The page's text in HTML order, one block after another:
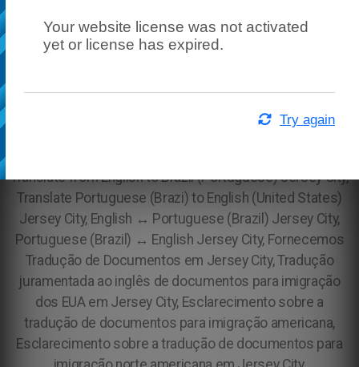
Your website license was not activated
yet or license has expired.
Try again